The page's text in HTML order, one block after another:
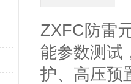
ZXFC防雷
能参数测试
护、高压预